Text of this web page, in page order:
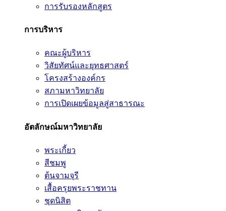
การรับรองหลักสูตร
การบริหาร
คณะผู้บริหาร
วิสัยทัศน์และยุทธศาสตร์
โครงสร้างองค์กร
สภามหาวิทยาลัย
การเปิดเผยข้อมูลสู่สาธารณะ
อัตลักษณ์มหาวิทยาลัย
พระเกี้ยว
สีชมพู
ต้นจามจุรี
เสื้อครุยพระราชทาน
ชุดนิสิต